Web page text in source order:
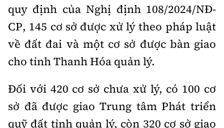
quy định của Nghị định 108/2024/NĐ-
CP, 145 cơ sở được xử lý theo pháp luật
về đất đai và một cơ sở được bàn giao
cho tỉnh Thanh Hóa quản lý.
Đối với 420 cơ sở chưa xử lý, có 100 cơ
sở đã được giao Trung tâm Phát triển
quỹ đất tỉnh quản lý, còn 320 cơ sở giao